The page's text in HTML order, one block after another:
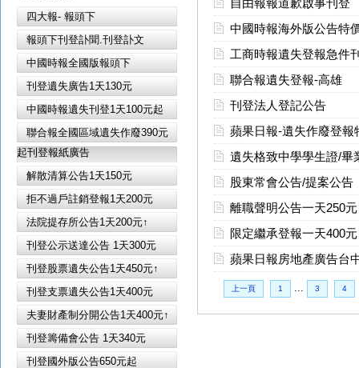
四大報- 報頭下
報頭下刊登訃聞.刊登訃文
中國時報全國版報頭下
刊登遺失廣告1天130元
中國時報遺失刊登1天100元起
聯合報全國區域遺失作廢390元
起刊登報紙廣告
解散清算公告1天150元
拒不過戶註銷登報1天200元
法院提存所公告1天200元↑
刊登公示送達公告 1天300元
刊登股票遺失公告1天450元↑
刊登支票遺失公告1天400元
夫妻財產制分開公告1天400元↑
刊登籌備會公告 1天340元
刊登國外版公告650元起
自由報報道歉啟事刊登
中國時報海外版公告特
工商時報遺失登報急件
聯合報遺失登報-高雄
刊登法人登記公告
蘋果日報-遺失作廢登報
遺失格致中學學生證/畢
股東常會公告/提案公告
離職聲明公告一天250元
限定繼承登報一天400元
蘋果日報房地產廣告台
上一頁 1 ... 3 4